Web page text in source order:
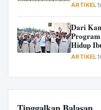
ARTIKEL
Dari
Hidup
ARTIKEL